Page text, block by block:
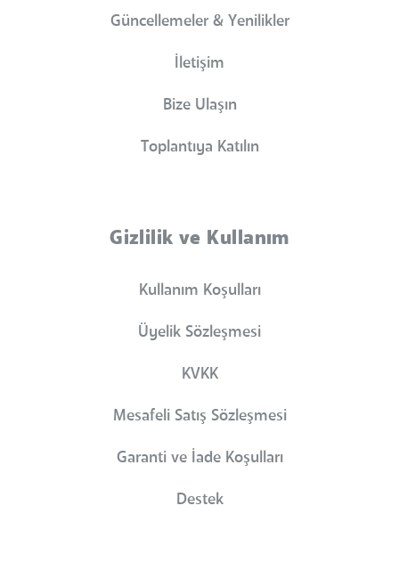
Güncellemeler & Yenilikler
İletişim
Bize Ulaşın
Toplantıya Katılın
Gizlilik ve Kullanım
Kullanım Koşulları
Üyelik Sözleşmesi
KVKK
Mesafeli Satış Sözleşmesi
Garanti ve İade Koşulları
Destek